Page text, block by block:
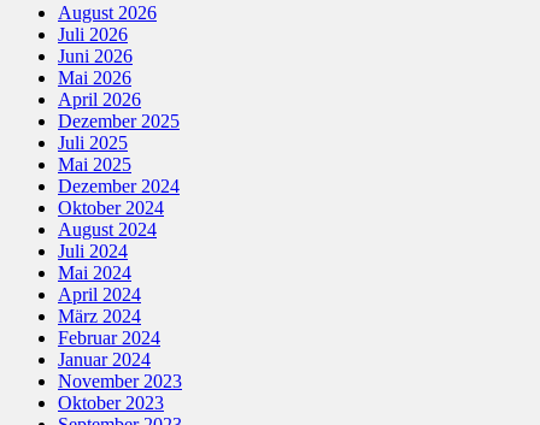
August 2026
Juli 2026
Juni 2026
Mai 2026
April 2026
Dezember 2025
Juli 2025
Mai 2025
Dezember 2024
Oktober 2024
August 2024
Juli 2024
Mai 2024
April 2024
März 2024
Februar 2024
Januar 2024
November 2023
Oktober 2023